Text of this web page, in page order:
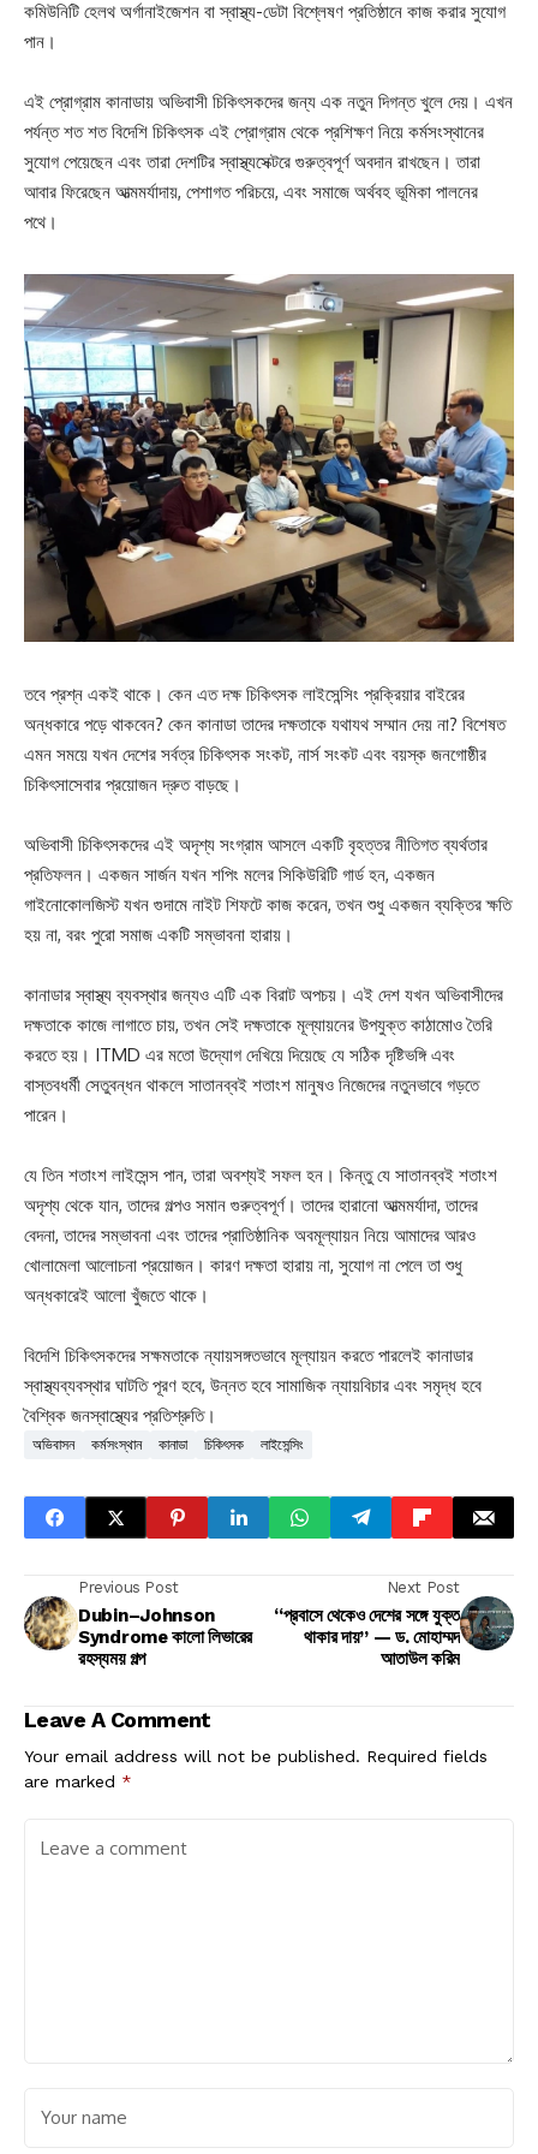
কমিউনিটি হেলথ অর্গানাইজেশন বা স্বাস্থ্য-ডেটা বিশ্লেষণ প্রতিষ্ঠানে কাজ করার সুযোগ
পান।
এই প্রোগ্রাম কানাডায় অভিবাসী চিকিৎসকদের জন্য এক নতুন দিগন্ত খুলে দেয়। এখন
পর্যন্ত শত শত বিদেশি চিকিৎসক এই প্রোগ্রাম থেকে প্রশিক্ষণ নিয়ে কর্মসংস্থানের
সুযোগ পেয়েছেন এবং তারা দেশটির স্বাস্থ্যসেক্টরে গুরুত্বপূর্ণ অবদান রাখছেন। তারা
আবার ফিরেছেন আত্মমর্যাদায়, পেশাগত পরিচয়ে, এবং সমাজে অর্থবহ ভূমিকা পালনের
পথে।
তবে প্রশ্ন একই থাকে। কেন এত দক্ষ চিকিৎসক লাইসেন্সিং প্রক্রিয়ার বাইরের
অন্ধকারে পড়ে থাকবেন? কেন কানাডা তাদের দক্ষতাকে যথাযথ সম্মান দেয় না? বিশেষত
এমন সময়ে যখন দেশের সর্বত্র চিকিৎসক সংকট, নার্স সংকট এবং বয়স্ক জনগোষ্ঠীর
চিকিৎসাসেবার প্রয়োজন দ্রুত বাড়ছে।
অভিবাসী চিকিৎসকদের এই অদৃশ্য সংগ্রাম আসলে একটি বৃহত্তর নীতিগত ব্যর্থতার
প্রতিফলন। একজন সার্জন যখন শপিং মলের সিকিউরিটি গার্ড হন, একজন
গাইনোকোলজিস্ট যখন গুদামে নাইট শিফটে কাজ করেন, তখন শুধু একজন ব্যক্তির ক্ষতি
হয় না, বরং পুরো সমাজ একটি সম্ভাবনা হারায়।
কানাডার স্বাস্থ্য ব্যবস্থার জন্যও এটি এক বিরাট অপচয়। এই দেশ যখন অভিবাসীদের
দক্ষতাকে কাজে লাগাতে চায়, তখন সেই দক্ষতাকে মূল্যায়নের উপযুক্ত কাঠামোও তৈরি
করতে হয়। ITMD এর মতো উদ্যোগ দেখিয়ে দিয়েছে যে সঠিক দৃষ্টিভঙ্গি এবং
বাস্তবধর্মী সেতুবন্ধন থাকলে সাতানব্বই শতাংশ মানুষও নিজেদের নতুনভাবে গড়তে
পারেন।
যে তিন শতাংশ লাইসেন্স পান, তারা অবশ্যই সফল হন। কিন্তু যে সাতানব্বই শতাংশ
অদৃশ্য থেকে যান, তাদের গল্পও সমান গুরুত্বপূর্ণ। তাদের হারানো আত্মমর্যাদা, তাদের
বেদনা, তাদের সম্ভাবনা এবং তাদের প্রাতিষ্ঠানিক অবমূল্যায়ন নিয়ে আমাদের আরও
খোলামেলা আলোচনা প্রয়োজন। কারণ দক্ষতা হারায় না, সুযোগ না পেলে তা শুধু
অন্ধকারেই আলো খুঁজতে থাকে।
বিদেশি চিকিৎসকদের সক্ষমতাকে ন্যায়সঙ্গতভাবে মূল্যায়ন করতে পারলেই কানাডার
স্বাস্থ্যব্যবস্থার ঘাটতি পূরণ হবে, উন্নত হবে সামাজিক ন্যায়বিচার এবং সমৃদ্ধ হবে
বৈশ্বিক জনস্বাস্থ্যের প্রতিশ্রুতি।
অভিবাসন কর্মসংস্থান কানাডা চিকিৎসক লাইসেন্সিং
Previous Post
Dubin–Johnson
Syndrome কালো লিভারের
রহস্যময় গল্প
Next Post
“প্রবাসে থেকেও দেশের সঙ্গে যুক্ত
থাকার দায়” — ড. মোহাম্মদ
আতাউল করিম
Leave A Comment
Your email address will not be published. Required fields
are marked *